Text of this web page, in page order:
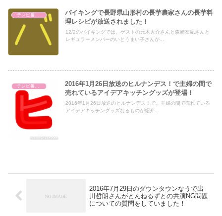
バイキングで長野県山形村の長芋農家さんの長芋料
理レシピが放送されました！
12/2のバイキングでは、ゲストの元木大介さんと森崎友紀さんと
レギュラーメンバーのいとうまい子さんが...
テレビ番組レビュー
2016年1月26日放送のヒルナンデス！で主婦の間で
売れているアイデアキッチングッズが登場！
2016年1月26日放送のヒルナンデス！で、主婦の間で売れている
アイデアキッチングッズなるものが紹介...
2016年7月29日のダウンタウンなうで出
川哲朗さんがとんねるずとの共演NG問題
についての質問をしていました！